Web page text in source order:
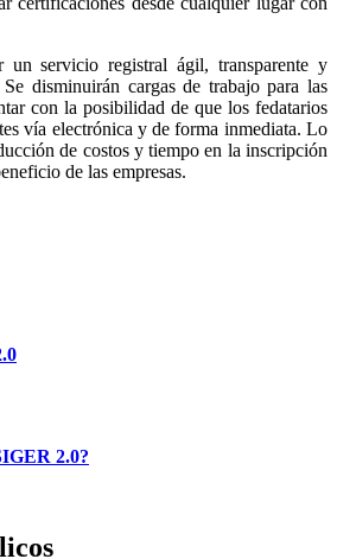
un servicio registral ágil, transparente y
disminuirán cargas de trabajo para las
con la posibilidad de que los fedatarios
vía electrónica y de forma inmediata. Lo
de costos y tiempo en la inscripción
de las empresas.
2.0?